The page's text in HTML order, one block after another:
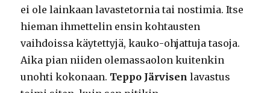
ei ole lainkaan lavastetornia tai nostimia. Itse
hieman ihmettelin ensin kohtausten
vaihdoissa käytettyjä, kauko-ohjattuja tasoja.
Aika pian niiden olemassaolon kuitenkin
unohti kokonaan. Teppo Järvisen lavastus